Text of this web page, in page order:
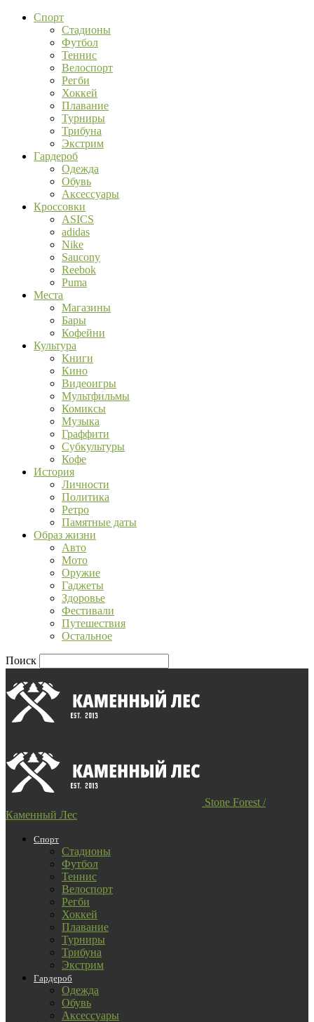
Спорт
Стадионы
Футбол
Теннис
Велоспорт
Регби
Хоккей
Плавание
Турниры
Трибуна
Экстрим
Гардероб
Одежда
Обувь
Аксессуары
Кроссовки
ASICS
adidas
Nike
Saucony
Reebok
Puma
Места
Магазины
Бары
Кофейни
Культура
Книги
Кино
Видеоигры
Мультфильмы
Комиксы
Музыка
Граффити
Субкультуры
Кофе
История
Личности
Политика
Ретро
Памятные даты
Образ жизни
Авто
Мото
Оружие
Гаджеты
Здоровье
Фестивали
Путешествия
Остальное
Поиск
Stone Forest /
Каменный Лес
Спорт
Стадионы
Футбол
Теннис
Велоспорт
Регби
Хоккей
Плавание
Турниры
Трибуна
Экстрим
Гардероб
Одежда
Обувь
Аксессуары